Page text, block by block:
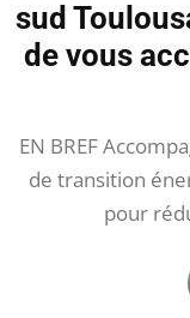
sud
de vous
EN BREF
de transition
pour